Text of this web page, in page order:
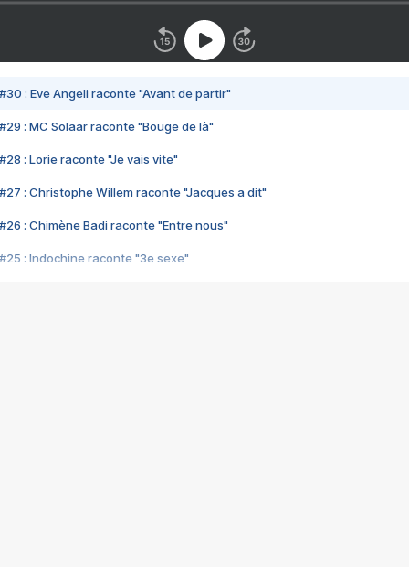
#30 : Eve Angeli raconte "Avant de partir"
#29 : MC Solaar raconte "Bouge de là"
#28 : Lorie raconte "Je vais vite"
#27 : Christophe Willem raconte "Jacques a dit"
#26 : Chimène Badi raconte "Entre nous"
#25 : Indochine raconte "3e sexe"